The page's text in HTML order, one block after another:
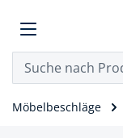
Möbelbeschläge